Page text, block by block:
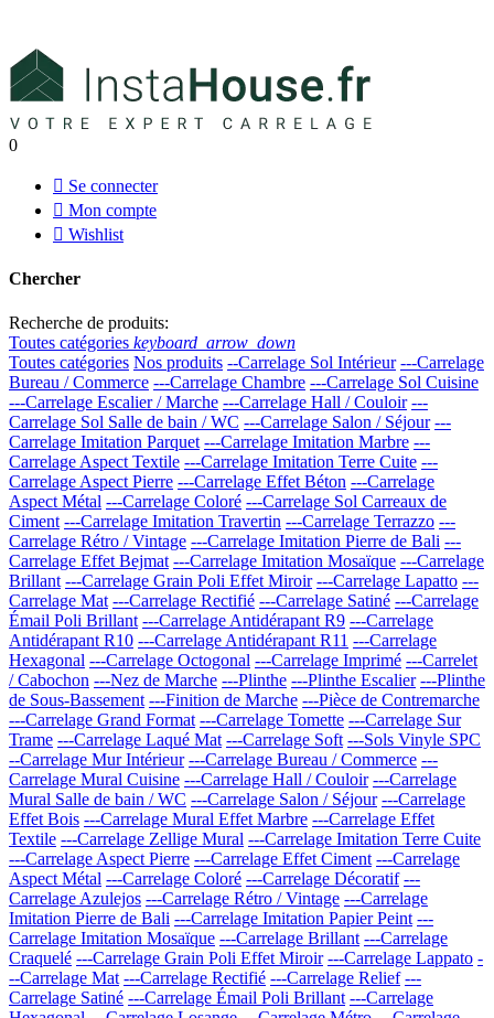
0
 Se connecter
 Mon compte
 Wishlist
Chercher
Recherche de produits:
Toutes catégories keyboard_arrow_down
Toutes catégories Nos produits --Carrelage Sol Intérieur ---Carrelage
Bureau / Commerce ---Carrelage Chambre ---Carrelage Sol Cuisine
---Carrelage Escalier / Marche ---Carrelage Hall / Couloir ---
Carrelage Sol Salle de bain / WC ---Carrelage Salon / Séjour ---
Carrelage Imitation Parquet ---Carrelage Imitation Marbre ---
Carrelage Aspect Textile ---Carrelage Imitation Terre Cuite ---
Carrelage Aspect Pierre ---Carrelage Effet Béton ---Carrelage
Aspect Métal ---Carrelage Coloré ---Carrelage Sol Carreaux de
Ciment ---Carrelage Imitation Travertin ---Carrelage Terrazzo ---
Carrelage Rétro / Vintage ---Carrelage Imitation Pierre de Bali ---
Carrelage Effet Bejmat ---Carrelage Imitation Mosaïque ---Carrelage
Brillant ---Carrelage Grain Poli Effet Miroir ---Carrelage Lapatto ---
Carrelage Mat ---Carrelage Rectifié ---Carrelage Satiné ---Carrelage
Émail Poli Brillant ---Carrelage Antidérapant R9 ---Carrelage
Antidérapant R10 ---Carrelage Antidérapant R11 ---Carrelage
Hexagonal ---Carrelage Octogonal ---Carrelage Imprimé ---Carrelet
/ Cabochon ---Nez de Marche ---Plinthe ---Plinthe Escalier ---Plinthe
de Sous-Bassement ---Finition de Marche ---Pièce de Contremarche
---Carrelage Grand Format ---Carrelage Tomette ---Carrelage Sur
Trame ---Carrelage Laqué Mat ---Carrelage Soft ---Sols Vinyle SPC
--Carrelage Mur Intérieur ---Carrelage Bureau / Commerce ---
Carrelage Mural Cuisine ---Carrelage Hall / Couloir ---Carrelage
Mural Salle de bain / WC ---Carrelage Salon / Séjour ---Carrelage
Effet Bois ---Carrelage Mural Effet Marbre ---Carrelage Effet
Textile ---Carrelage Zellige Mural ---Carrelage Imitation Terre Cuite
---Carrelage Aspect Pierre ---Carrelage Effet Ciment ---Carrelage
Aspect Métal ---Carrelage Coloré ---Carrelage Décoratif ---
Carrelage Azulejos ---Carrelage Rétro / Vintage ---Carrelage
Imitation Pierre de Bali ---Carrelage Imitation Papier Peint ---
Carrelage Imitation Mosaïque ---Carrelage Brillant ---Carrelage
Craquelé ---Carrelage Grain Poli Effet Miroir ---Carrelage Lappato -
--Carrelage Mat ---Carrelage Rectifié ---Carrelage Relief ---
Carrelage Satiné ---Carrelage Émail Poli Brillant ---Carrelage